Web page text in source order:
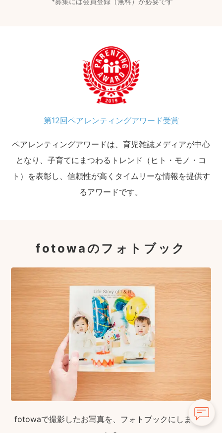
第12回ペアレンティングアワード受賞
ペアレンティングアワードは、育児雑誌メディアが中心
となり、子育てにまつわるトレンド（ヒト・モノ・コ
ト）を表彰し、信頼性が高くタイムリーな情報を提供す
るアワードです。
fotowaのフォトブック
fotowaで撮影したお写真を、フォトブックにしません